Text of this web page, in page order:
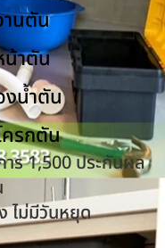
านตัน
น้าตัน
งน้ำตัน
ครกตัน
าร 1,500 ประกันผล
ไม่มีวันหยุด